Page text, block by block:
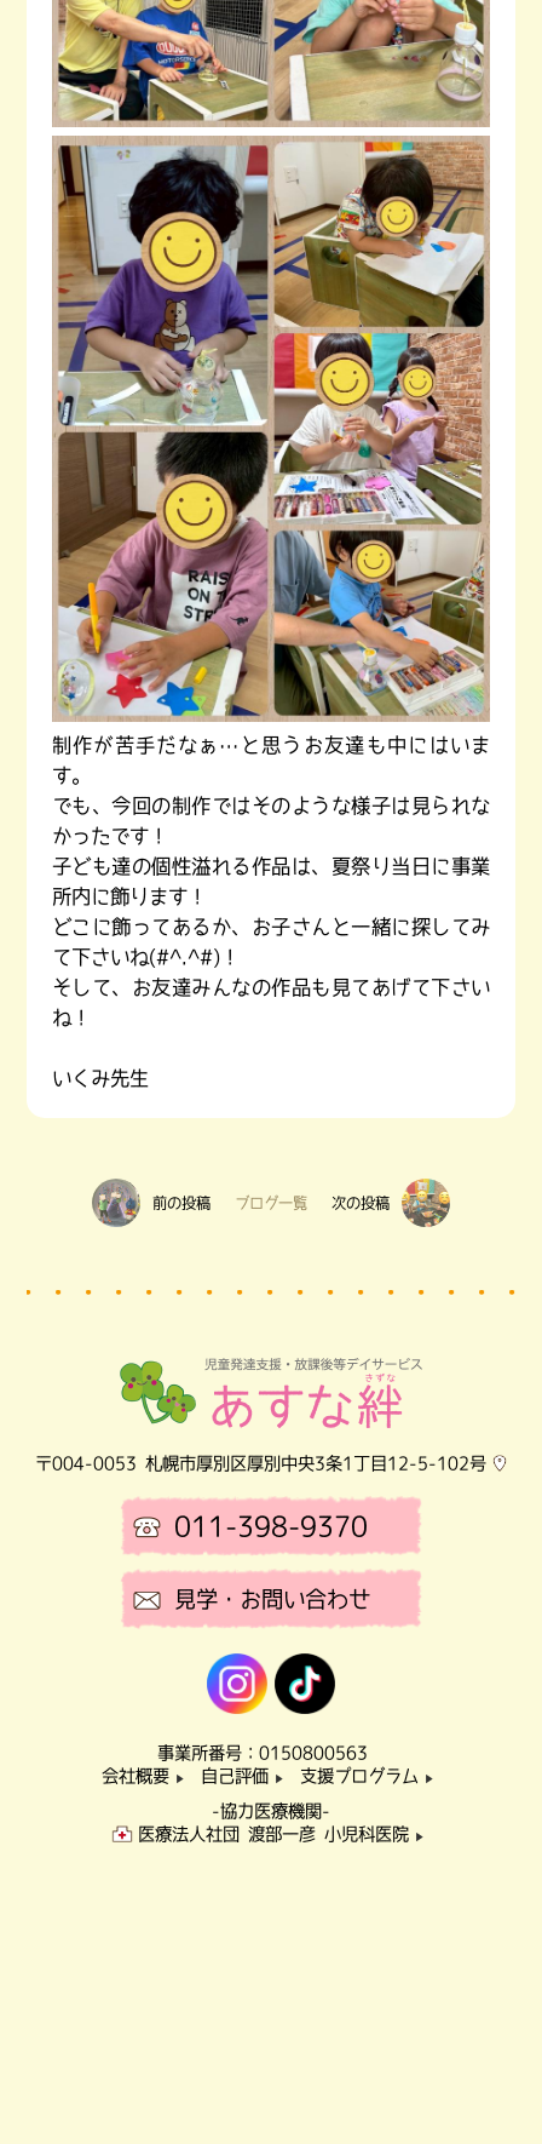
制作が苦手だなぁ…と思うお友達も中にはいま
す。
でも、今回の制作ではそのような様子は見られな
かったです！
子ども達の個性溢れる作品は、夏祭り当日に事業
所内に飾ります！
どこに飾ってあるか、お子さんと一緒に探してみ
て下さいね(#^.^#)！
そして、お友達みんなの作品も見てあげて下さい
ね！
いくみ先生
前の投稿 ブログ一覧 次の投稿
〒004-0053 札幌市厚別区厚別中央3条1丁目12-5-102号
011-398-9370
見学・お問い合わせ
事業所番号：0150800563
会社概要
▶ 自己評価 ▶ 支援プログラム ▶
-協力医療機関-
医療法人社団 渡部一彦 小児科医院
▶